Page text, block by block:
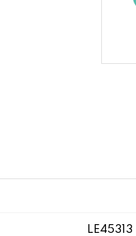
LE45313